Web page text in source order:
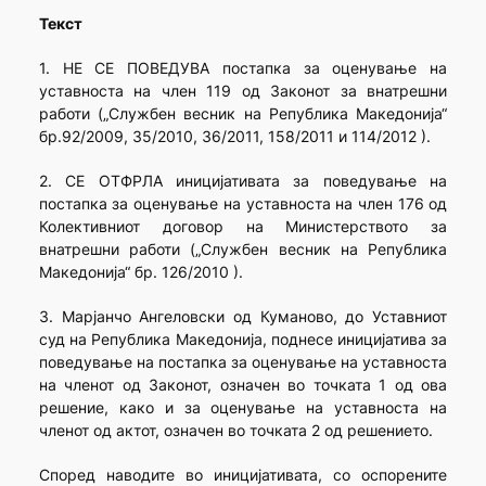
Текст
1. НЕ СЕ ПОВЕДУВА постапка за оценување на
уставноста на член 119 од Законот за внатрешни
работи („Службен весник на Република Македонија“
бр.92/2009, 35/2010, 36/2011, 158/2011 и 114/2012 ).
2. СЕ ОТФРЛА иницијативата за поведување на
постапка за оценување на уставноста на член 176 од
Колективниот договор на Министерството за
внатрешни работи („Службен весник на Република
Македонија“ бр. 126/2010 ).
3. Марјанчо Ангеловски од Куманово, до Уставниот
суд на Република Македонија, поднесе иницијатива за
поведување на постапка за оценување на уставноста
на членот од Законот, означен во точката 1 од ова
решение, како и за оценување на уставноста на
членот од актот, означен во точката 2 од решението.
Според наводите во иницијативата, со оспорените